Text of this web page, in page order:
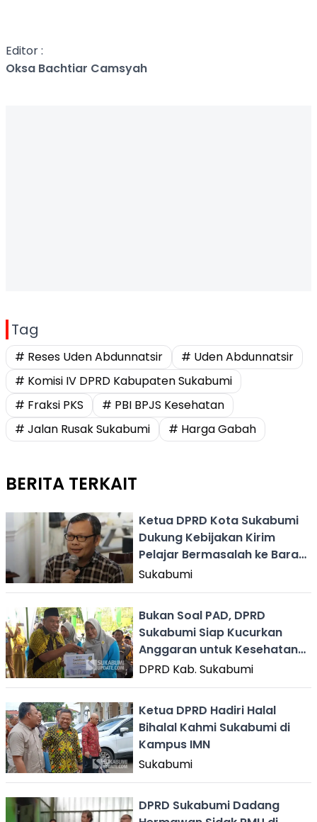
Editor :
Oksa Bachtiar Camsyah
Tag
# Reses Uden Abdunnatsir
# Uden Abdunnatsir
# Komisi IV DPRD Kabupaten Sukabumi
# Fraksi PKS
# PBI BPJS Kesehatan
# Jalan Rusak Sukabumi
# Harga Gabah
BERITA TERKAIT
Ketua DPRD Kota Sukabumi
Dukung Kebijakan Kirim
Pelajar Bermasalah ke Barak
Militer
Sukabumi
Bukan Soal PAD, DPRD
Sukabumi Siap Kucurkan
Anggaran untuk Kesehatan
Gratis di Puskesmas
DPRD Kab. Sukabumi
Ketua DPRD Hadiri Halal
Bihalal Kahmi Sukabumi di
Kampus IMN
Sukabumi
DPRD Sukabumi Dadang